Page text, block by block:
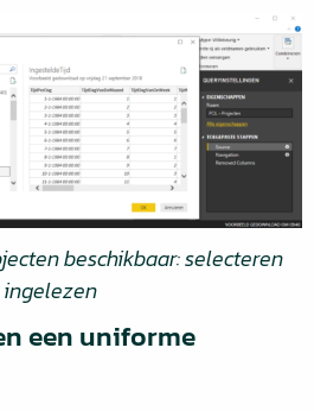
beschikbaar: selecteren
een uniforme